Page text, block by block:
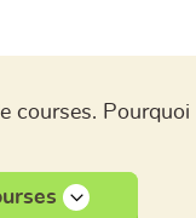
courses. Pourquoi